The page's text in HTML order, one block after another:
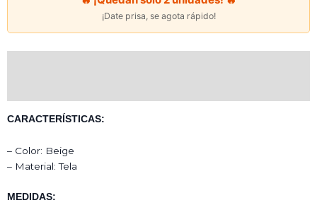
¡Date prisa, se agota rápido!
CARACTERÍSTICAS:
– Color: Beige
– Material: Tela
MEDIDAS: